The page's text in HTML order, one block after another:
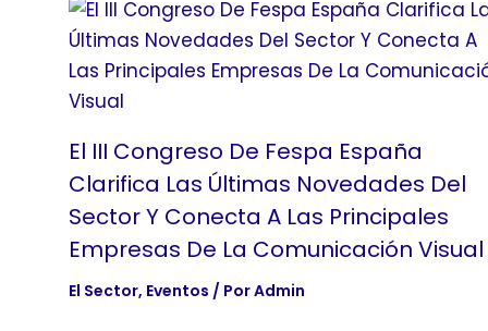
El III Congreso De Fespa España
Clarifica Las Últimas Novedades Del
Sector Y Conecta A Las Principales
Empresas De La Comunicación Visual
El Sector, Eventos / PorAdmin